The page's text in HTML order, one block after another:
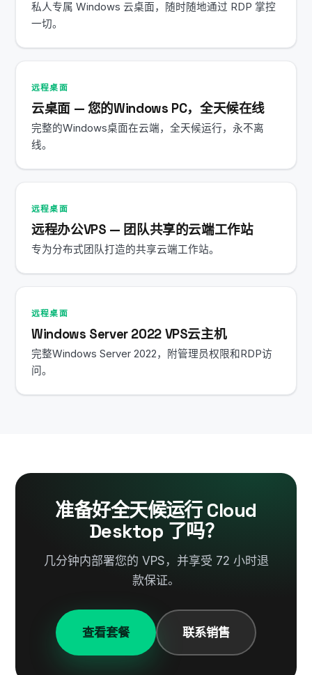
私人专属 Windows 云桌面，随时随地通过 RDP 掌控
一切。
远程桌面
云桌面 — 您的Windows PC，全天候在线
完整的Windows桌面在云端，全天候运行，永不离
线。
远程桌面
远程办公VPS — 团队共享的云端工作站
专为分布式团队打造的共享云端工作站。
远程桌面
Windows Server 2022 VPS云主机
完整Windows Server 2022，附管理员权限和RDP访
问。
准备好全天候运行 Cloud
Desktop 了吗？
几分钟内部署您的 VPS，并享受 72 小时退
款保证。
查看套餐 联系销售